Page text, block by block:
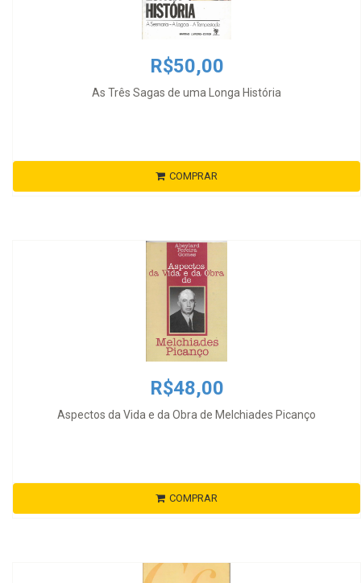
R$50,00
As Três Sagas de uma Longa História
COMPRAR
R$48,00
Aspectos da Vida e da Obra de Melchiades Picanço
COMPRAR